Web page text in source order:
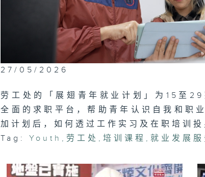
27/05/2026
劳工处的「展翅青年就业计划」为15至
全面的求职平台，帮助青年认识自我和职
加计划后，如何透过工作实习及在职培训投
Tag:
Youth , 劳工处 ,培训课程 ,就业发展服